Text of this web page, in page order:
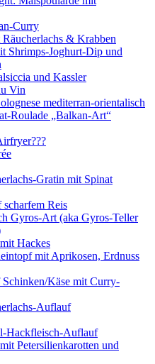
Curry
& Krabben
Shrimps-Joghurt-Dip und
und Kassler
Vin
mediterran-orientalisch
Roulade „Balkan-Art“
Gratin mit Spinat
Reis
Gyros-Art (aka Gyros-Teller
Hackes
mit Aprikosen, Erdnuss
Käse mit Curry-
Auflauf
Hackfleisch-Auflauf
Petersilienkarotten und